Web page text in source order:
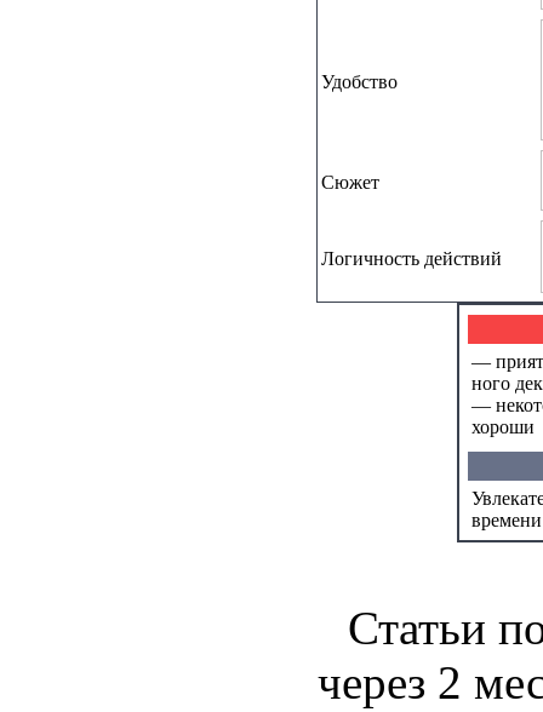
Удобство
Сюжет
Логичность действий
—
ного
—
хороши
Статьи
через 2